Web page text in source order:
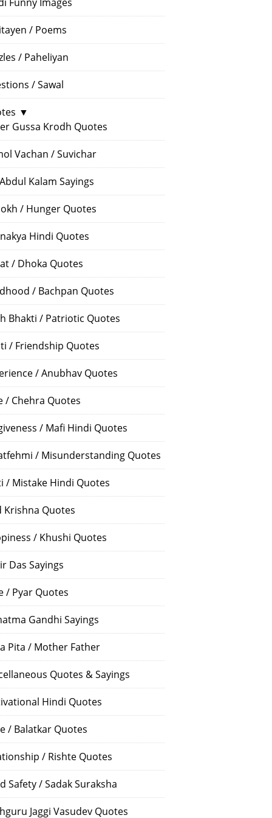
/ Poems
/ Paheliyan
/ Sawal
▼
Gussa Krodh Quotes
Vachan / Suvichar
Abdul Kalam Sayings
/ Hunger Quotes
Hindi Quotes
/ Dhoka Quotes
/ Bachpan Quotes
Bhakti / Patriotic Quotes
/ Friendship Quotes
/ Anubhav Quotes
/ Chehra Quotes
/ Mafi Hindi Quotes
/ Misunderstanding Quotes
/ Mistake Hindi Quotes
Krishna Quotes
/ Khushi Quotes
Das Sayings
/ Pyar Quotes
Gandhi Sayings
Pita / Mother Father
Quotes & Sayings
Hindi Quotes
/ Balatkar Quotes
/ Rishte Quotes
Safety / Sadak Suraksha
Jaggi Vasudev Quotes